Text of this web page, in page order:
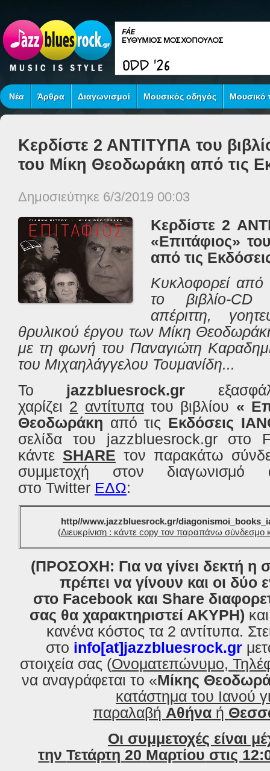
Νέα Άρθρα Διαγωνισμοί Μουσικός οδηγός Μουσικό
Κερδίστε 2 ΑΝΤΙΤΥΠΑ του
του Μίκη Θεοδωράκη από τις
Δημοσιεύτηκε 6/3/2019 00:03
Κερδίστε 2
«Επιτάφιος»
από τις
Κυκλοφορεί από
το βιβλίο-CD
απέριττη,
θρυλικού έργου των Μίκη
με τη φωνή του Παναγιώτη
του Μιχαηλάγγελου Τουμανίδη...
Το jazzbluesrock.gr
χαρίζει 2 αντίτυπατου βιβλίου «
Θεοδωράκη απότις Εκδόσεις
σελίδα του jazzbluesrock.gr στο
κάντε SHARE τον παρακάτω
συμμετοχή στον διαγωνισμό
στο Twitter ΕΔΩ:
http//www.jazzbluesrock.gr/
(Διευκρίνιση : κάντε copy τον παραπάνω σύνδεσμο
(ΠΡΟΣΟΧΗ: Για να γίνει δεκτή η
πρέπει να γίνουν και οι δύο
στο Facebook και Share
σας θα χαρακτηριστεί ΑΚΥΡΗ)
κανένα κόστος τα 2 αντίτυπα.
στο info[at]jazzbluesrock.gr
στοιχεία σας (Ονοματεπώνυμο,
να αναγράφεται το «Μίκης
κατάστημα του Ιανού
παραλαβή Αθήνα ή
Οι συμμετοχές είναι
τηνΤετάρτη 20 Μαρτίου στις